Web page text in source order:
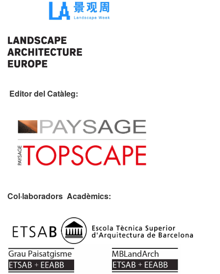
Editor del Catàleg:
Col·laboradors Acadèmics: